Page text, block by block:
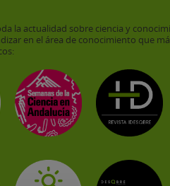
la actualidad sobre ciencia y
en el área de conocimiento que